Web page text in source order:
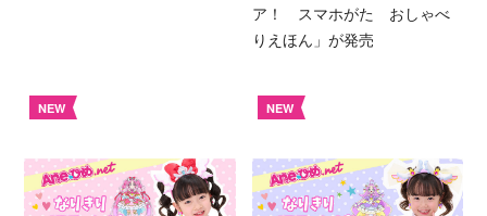
ア！ スマホがた おしゃべ
りえほん」が発売
NEW NEW